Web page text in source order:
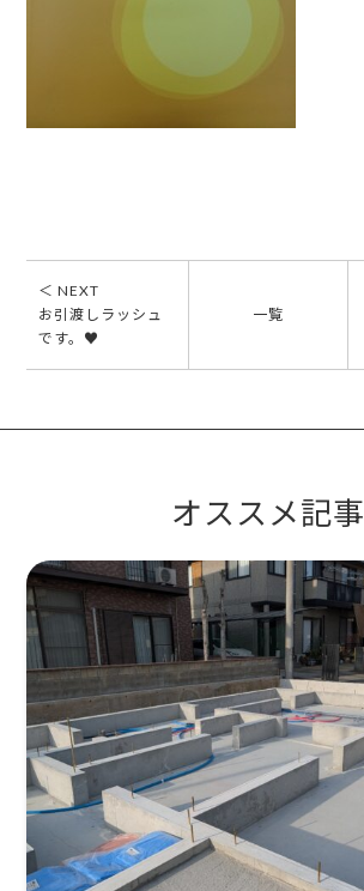
＜ NEXT
お引渡しラッシュ
です。♥
一覧
オススメ記事